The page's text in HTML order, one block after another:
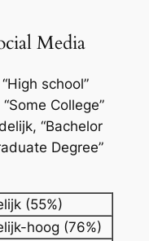
Media
school”
College”
“Bachelor
Degree”
(55%)
hoog (76%)